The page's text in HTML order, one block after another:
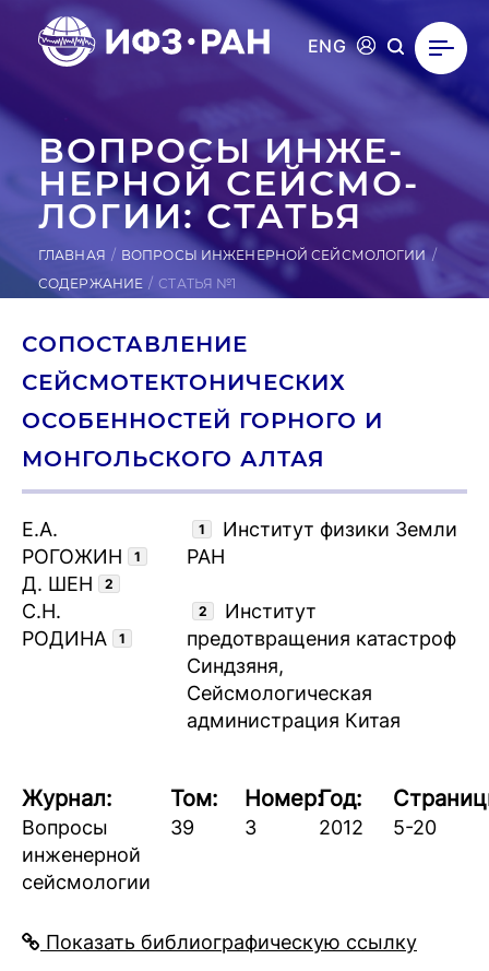
ENG
ВОПРОСЫ ИН­ЖЕ­
НЕР­НОЙ СЕЙ­СМО­
ЛОГИИ: СТАТЬЯ
ГЛАВНАЯ
ВОПРОСЫ ИНЖЕНЕРНОЙ СЕЙСМОЛОГИИ
СОДЕРЖАНИЕ
СТАТЬЯ №1
СОПОСТАВЛЕНИЕ
СЕЙСМОТЕКТОНИЧЕСКИХ
ОСОБЕННОСТЕЙ ГОРНОГО И
МОНГОЛЬСКОГО АЛТАЯ
Е.А.
РОГОЖИН
1
Д. ШЕН 2
С.Н.
РОДИНА
1
1
Институт физики Земли
РАН
2
Институт
предотвращения катастроф
Синдзяня,
Сейсмологическая
администрация Китая
Журнал:
Вопросы
инженерной
сейсмологии
Том:
39
Номер:
3
Год:
2012 5-20
Показать библиографическую ссылку